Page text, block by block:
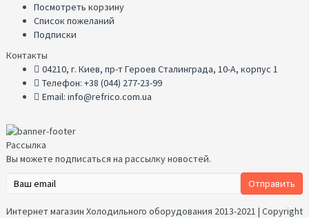
Посмотреть корзину
Список пожеланий
Подписки
Контакты
04210, г. Киев, пр-т Героев Сталинграда, 10-А, корпус 1
Телефон: +38 (044) 277-23-99
Email: info@refrico.com.ua
Рассылка
Вы можете подписаться на рассылку новостей.
Интернет магазин Холодильного оборудования 2013-2021 | Copyright